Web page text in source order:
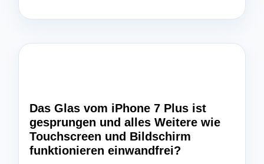
Das Glas vom iPhone 7 Plus ist
gesprungen und alles Weitere wie
Touchscreen und Bildschirm
funktionieren einwandfrei?